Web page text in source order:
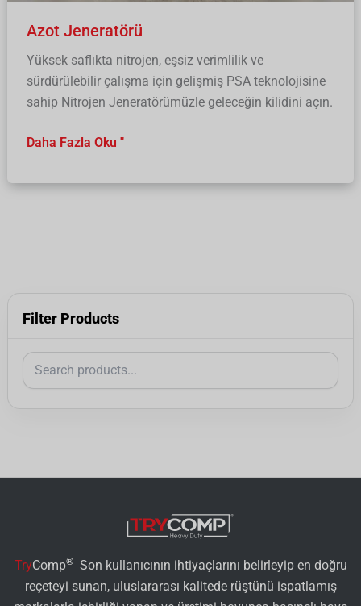
Filter Products
Azot Jeneratörü
Yüksek saflıkta nitrojen, eşsiz verimlilik ve
sürdürülebilir çalışma için gelişmiş PSA teknolojisine
sahip Nitrojen Jeneratörümüzle geleceğin kilidini açın.
Daha Fazla Oku "
TryComp®Son kullanıcının ihtiyaçlarını belirleyip en doğru
reçeteyi sunan, uluslararası kalitede rüştünü ispatlamış